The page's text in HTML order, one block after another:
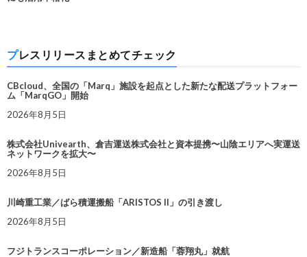
プレスリリースまとめてチェック
CBcloud、全国の「Marq」施設を起点とした新たな配送プラットフォー
ム「MarqGO」開始
2026年8月5日
株式会社Univearth、倉吉運送株式会社と資本提携〜山陰エリアへ実運送
ネットワークを拡大〜
2026年8月5日
川崎重工業／ばら積運搬船「ARISTOS II」の引き渡し
2026年8月5日
フジトランスコーポレーション／新造船「蓉翔丸」就航